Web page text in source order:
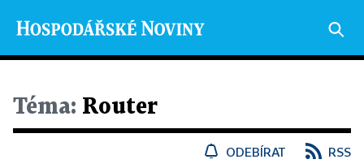
Téma: Router
ODEBÍRAT RSS